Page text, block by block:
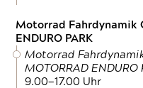
Motorrad Fahrdynamik
ENDURO PARK
Motorrad
MOTORRAD ENDURO
9.00—17.00 Uhr